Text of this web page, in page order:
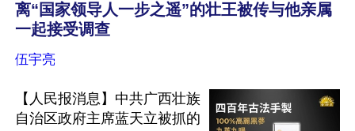
离“国家领导人一步之遥”的壮王被传与他亲属
一起接受调查
伍宇亮
【人民报消息】中共广西壮族
自治区政府主席蓝天立被抓的